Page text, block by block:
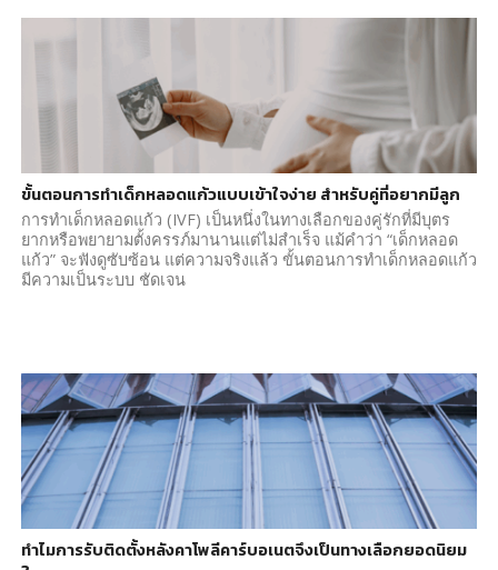
ขั้นตอนการทำเด็กหลอดแก้วแบบเข้าใจง่าย สำหรับคู่ที่อยากมีลูก
การทำเด็กหลอดแก้ว (IVF) เป็นหนึ่งในทางเลือกของคู่รักที่มีบุตร
ยากหรือพยายามตั้งครรภ์มานานแต่ไม่สำเร็จ แม้คำว่า “เด็กหลอด
แก้ว” จะฟังดูซับซ้อน แต่ความจริงแล้ว ขั้นตอนการทำเด็กหลอดแก้ว
มีความเป็นระบบ ชัดเจน
ทำไมการรับติดตั้งหลังคาโพลีคาร์บอเนตจึงเป็นทางเลือกยอดนิยม